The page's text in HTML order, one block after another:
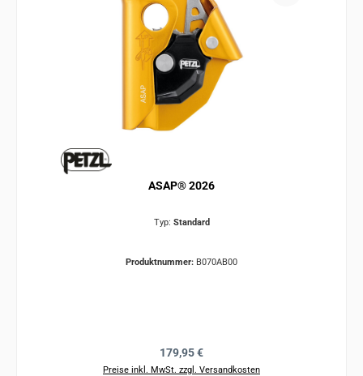
ASAP® 2026
Typ: Standard
Produktnummer: B070AB00
Regulärer Preis:
179,95 €
Preise inkl. MwSt. zzgl. Versandkosten